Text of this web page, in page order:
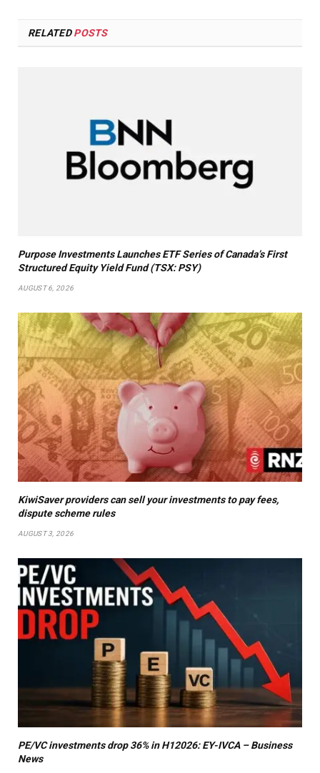
RELATEDPOSTS
Purpose Investments Launches ETF Series of Canada’s First
Structured Equity Yield Fund (TSX: PSY)
AUGUST 6, 2026
KiwiSaver providers can sell your investments to pay fees,
dispute scheme rules
AUGUST 3, 2026
PE/VC investments drop 36% in H12026: EY-IVCA – Business
News